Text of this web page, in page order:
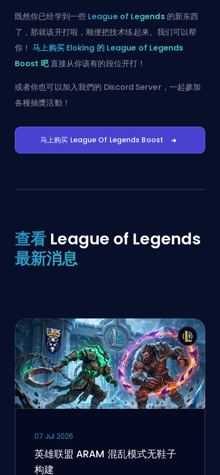
既然你已经学到一些 League of Legends的新东西
了，那就该开打啦，顺便把技术练起来。我们可以帮
你！马上购买 Eloking 的 League of Legends
Boost 吧直接从你该有的段位开打！
或者你也可以加入我們的 Discord Server ，一起參加
各種抽獎活動！
马上购买 League Of Legends Boost
查看 League of Legends
最新消息
07 Jul 2026
英雄联盟 ARAM 混乱模式无鞋子
构建